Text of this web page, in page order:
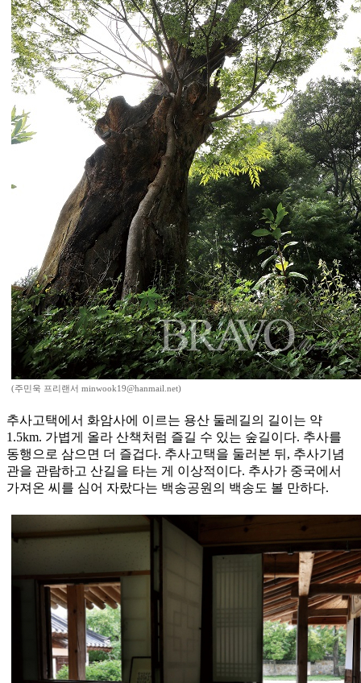
(주민욱 프리랜서 minwook19@hanmail.net)
추사고택에서 화암사에 이르는 용산 둘레길의 길이는 약
1.5km. 가볍게 올라 산책처럼 즐길 수 있는 숲길이다. 추사를
동행으로 삼으면 더 즐겁다. 추사고택을 둘러본 뒤, 추사기념
관을 관람하고 산길을 타는 게 이상적이다. 추사가 중국에서
가져온 씨를 심어 자랐다는 백송공원의 백송도 볼 만하다.